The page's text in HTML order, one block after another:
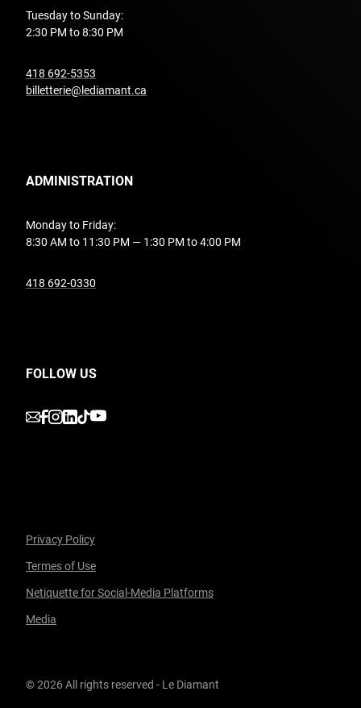
Tuesday to Sunday:
2:30 PM to 8:30 PM
418 692-5353
billetterie@lediamant.ca
ADMINISTRATION
Monday to Friday:
8:30 AM to 11:30 PM — 1:30 PM to 4:00 PM
418 692-0330
FOLLOW US
undefined
undefined
undefined
undefined
undefined
Privacy Policy
Termes of Use
Netiquette for Social-Media Platforms
Media
© 2026 All rights reserved - Le Diamant